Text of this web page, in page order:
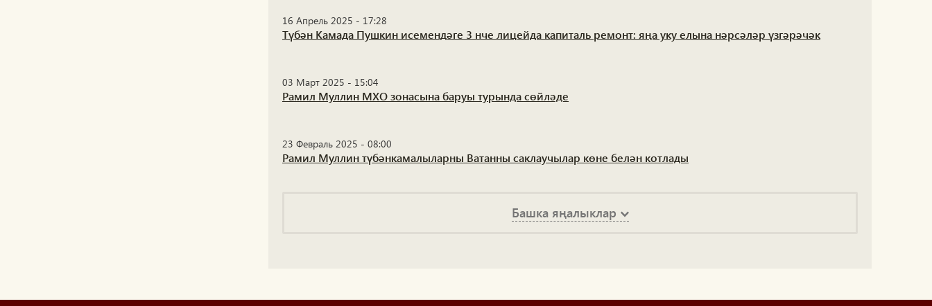
16 Апрель 2025 - 17:28
Түбән Камада Пушкин исемендәге 3 нче лицейда капиталь ремонт: яңа уку елына нәрсәләр үзгәрәчәк
03 Март 2025 - 15:04
Рамил Муллин МХО зонасына баруы турында сөйләде
23 Февраль 2025 - 08:00
Рамил Муллин түбәнкамалыларны Ватанны саклаучылар көне белән котлады
Башка яңалыклар